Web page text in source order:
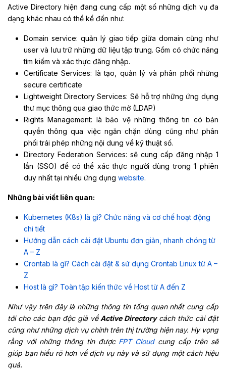
Active Directory hiện đang cung cấp một số những dịch vụ đa
dạng khác nhau có thể kể đến như:
Domain service: quản lý giao tiếp giữa domain cũng như
user và lưu trữ những dữ liệu tập trung. Gồm có chức năng
tìm kiếm và xác thực đăng nhập.
Certificate Services: là tạo, quản lý và phân phối những
secure certificate
Lightweight Directory Services: Sẽ hỗ trợ những ứng dụng
thư mục thông qua giao thức mở (LDAP)
Rights Management: là bảo vệ những thông tin có bản
quyền thông qua việc ngăn chặn dùng cũng như phân
phối trái phép những nội dung về kỹ thuật số.
Directory Federation Services: sẽ cung cấp đăng nhập 1
lần (SSO) để có thể xác thực người dùng trong 1 phiên
duy nhất tại nhiều ứng dụng website.
Những bài viết liên quan:
Kubernetes (K8s) là gì? Chức năng và cơ chế hoạt động
chi tiết
Hướng dẫn cách cài đặt Ubuntu đơn giản, nhanh chóng từ
A – Z
Crontab là gì? Cách cài đặt & sử dụng Crontab Linux từ A –
Z
Host là gì? Toàn tập kiến thức về Host từ A đến Z
Như vậy trên đây là những thông tin tổng quan nhất cung cấp
tới cho các bạn độc giả về Active Directorycách thức cài đặt
cũng như những dịch vụ chính trên thị trường hiện nay. Hy vọng
rằng với những thông tin được FPT Cloudcung cấp trên sẽ
giúp bạn hiểu rõ hơn về dịch vụ này và sử dụng một cách hiệu
quả.